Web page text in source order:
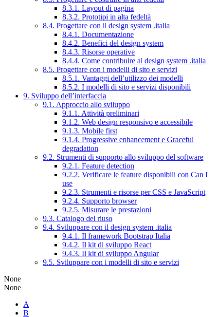
8.3.1. Layout di pagina
8.3.2. Prototipi in alta fedeltà
8.4. Progettare con il design system .italia
8.4.1. Documentazione
8.4.2. Benefici del design system
8.4.3. Risorse operative
8.4.4. Come contribuire al design system .italia
8.5. Progettare con i modelli di sito e servizi
8.5.1. Vantaggi dell’utilizzo dei modelli
8.5.2. I modelli di sito e servizi disponibili
9. Sviluppo dell’interfaccia
9.1. Approccio allo sviluppo
9.1.1. Attività preliminari
9.1.2. Web design responsivo e accessibile
9.1.3. Mobile first
9.1.4. Progressive enhancement e Graceful
degradation
9.2. Strumenti di supporto allo sviluppo del software
9.2.1. Feature detection
9.2.2. Verificare le feature disponibili con Can I
use
9.2.3. Strumenti e risorse per CSS e JavaScript
9.2.4. Supporto browser
9.2.5. Misurare le prestazioni
9.3. Catalogo del riuso
9.4. Sviluppare con il design system .italia
9.4.1. Il framework Bootstrap Italia
9.4.2. Il kit di sviluppo React
9.4.3. Il kit di sviluppo Angular
9.5. Sviluppare con i modelli di sito e servizi
None
None
A
B